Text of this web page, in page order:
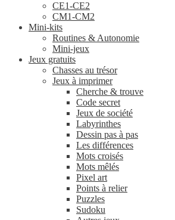
CE1-CE2
CM1-CM2
Mini-kits
Routines & Autonomie
Mini-jeux
Jeux gratuits
Chasses au trésor
Jeux à imprimer
Cherche & trouve
Code secret
Jeux de société
Labyrinthes
Dessin pas à pas
Les différences
Mots croisés
Mots mêlés
Pixel art
Points à relier
Puzzles
Sudoku